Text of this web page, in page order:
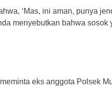
‘Mas, ini aman, punya
menyebutkan bahwa sosok
eks anggota Polsek